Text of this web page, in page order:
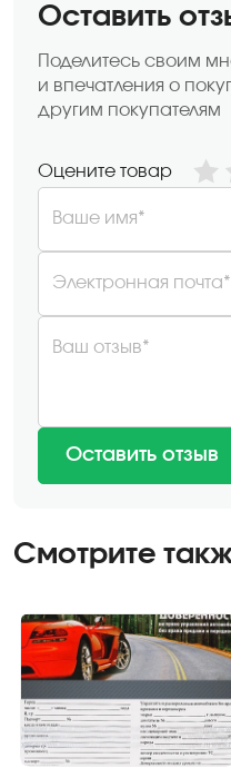
Оставить
Поделитесь своим
и впечатления о
другим покупателям
Оцените товар
Ваше имя*
Электронная почта*
Ваш отзыв*
Оставить отзыв
Смотрите